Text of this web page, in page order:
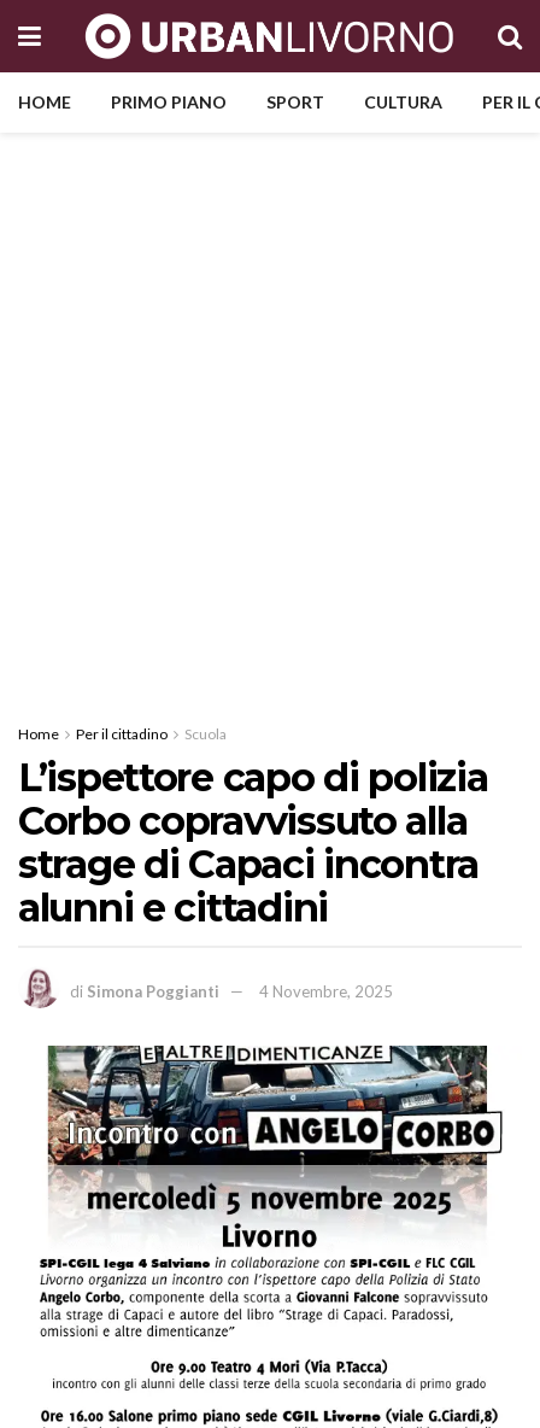
HOME PRIMO PIANO SPORT CULTURA PER
Home Per il cittadino Scuola
L’ispettore capo di polizia
Corbo copravvissuto alla
strage di Capaci incontra
alunni e cittadini
di Simona Poggianti 4 Novembre, 2025